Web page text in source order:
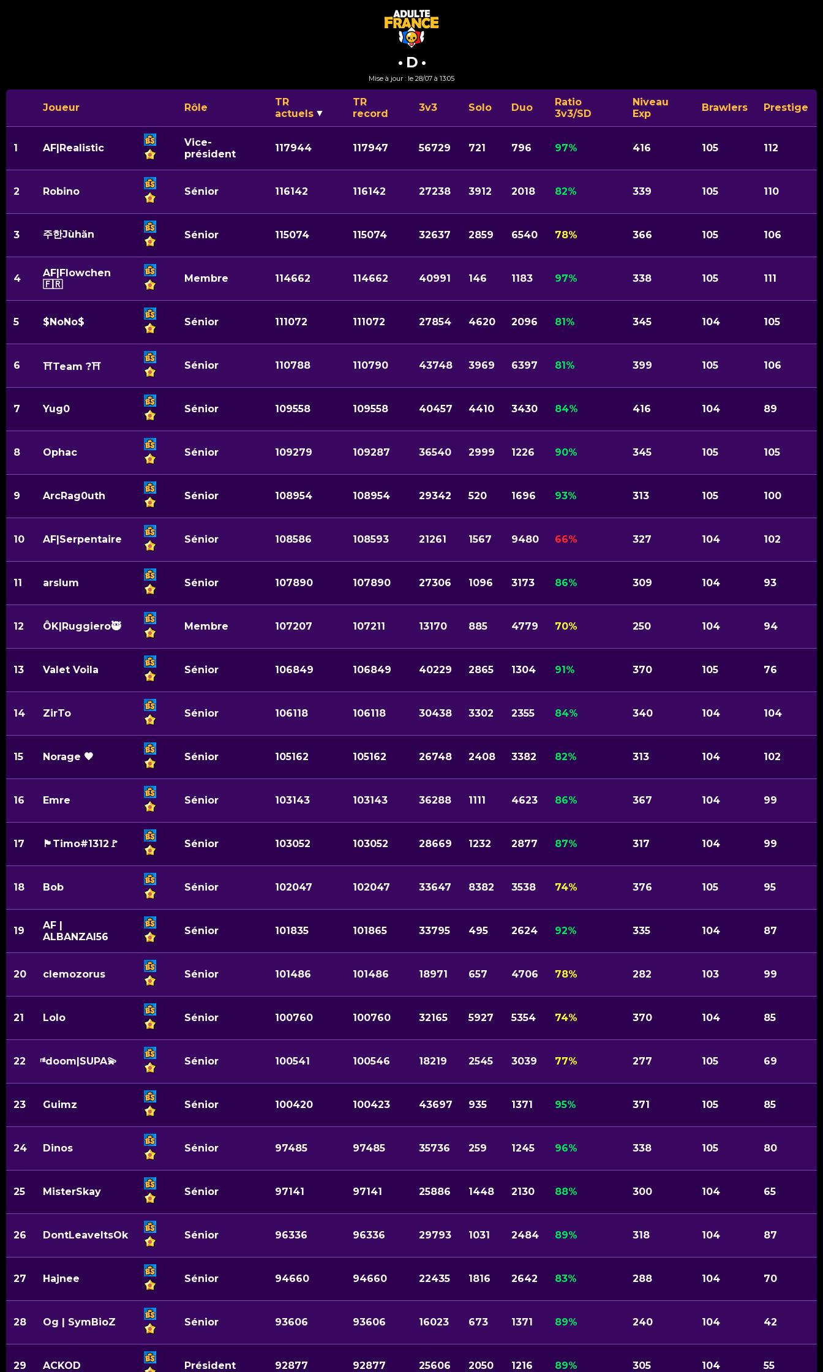
• D •
Mise à jour : le 28/07 à 13:05
Joueur Rôle
TR
actuels
TR
record
3v3 Solo Duo
Ratio
3v3/SD
Niveau
Exp
Brawlers Prestige
1 AF|Realistic
Vice-
président
117944 117947 56729 721 796 97% 416 105 112
2 Robino Sénior 116142 116142 27238 3912 2018 82% 339 105 110
3 주한Jùhăn Sénior 115074 115074 32637 2859 6540 78% 366 105 106
4
AF|Flowchen
🇫🇷
Membre 114662 114662 40991 146 1183 97% 338 105 111
5 $NoNo$ Sénior 111072 111072 27854 4620 2096 81% 345 104 105
6 ⛩Team ?⛩ Sénior 110788 110790 43748 3969 6397 81% 399 105 106
7 Yug0 Sénior 109558 109558 40457 4410 3430 84% 416 104 89
8 Ophac Sénior 109279 109287 36540 2999 1226 90% 345 105 105
9 ArcRag0uth Sénior 108954 108954 29342 520 1696 93% 313 105 100
10 AF|Serpentaire Sénior 108586 108593 21261 1567 9480 66% 327 104 102
11 arslum Sénior 107890 107890 27306 1096 3173 86% 309 104 93
12 ÔK|Ruggiero🥷 Membre 107207 107211 13170 885 4779 70% 250 104 94
13 Valet Voila Sénior 106849 106849 40229 2865 1304 91% 370 105 76
14 ZirTo Sénior 106118 106118 30438 3302 2355 84% 340 104 104
15 Norage 🖤 Sénior 105162 105162 26748 2408 3382 82% 313 104 102
16 Emre Sénior 103143 103143 36288 1111 4623 86% 367 104 99
17 🏴Timo#1312🚩 Sénior 103052 103052 28669 1232 2877 87% 317 104 99
18 Bob Sénior 102047 102047 33647 8382 3538 74% 376 105 95
19
AF |
ALBANZAI56
Sénior 101835 101865 33795 495 2624 92% 335 104 87
20 clemozorus Sénior 101486 101486 18971 657 4706 78% 282 103 99
21 Lolo Sénior 100760 100760 32165 5927 5354 74% 370 104 85
22 ͫᶠdoom|SUPA💫 Sénior 100541 100546 18219 2545 3039 77% 277 105 69
23 Guimz Sénior 100420 100423 43697 935 1371 95% 371 105 85
24 Dinos Sénior 97485 97485 35736 259 1245 96% 338 105 80
25 MisterSkay Sénior 97141 97141 25886 1448 2130 88% 300 104 65
26 DontLeaveItsOk Sénior 96336 96336 29793 1031 2484 89% 318 104 87
27 Hajnee Sénior 94660 94660 22435 1816 2642 83% 288 104 70
28 Og | SymBioZ Sénior 93606 93606 16023 673 1371 89% 240 104 42
29 ACKOD Président 92877 92877 25606 2050 1216 89% 305 104 55